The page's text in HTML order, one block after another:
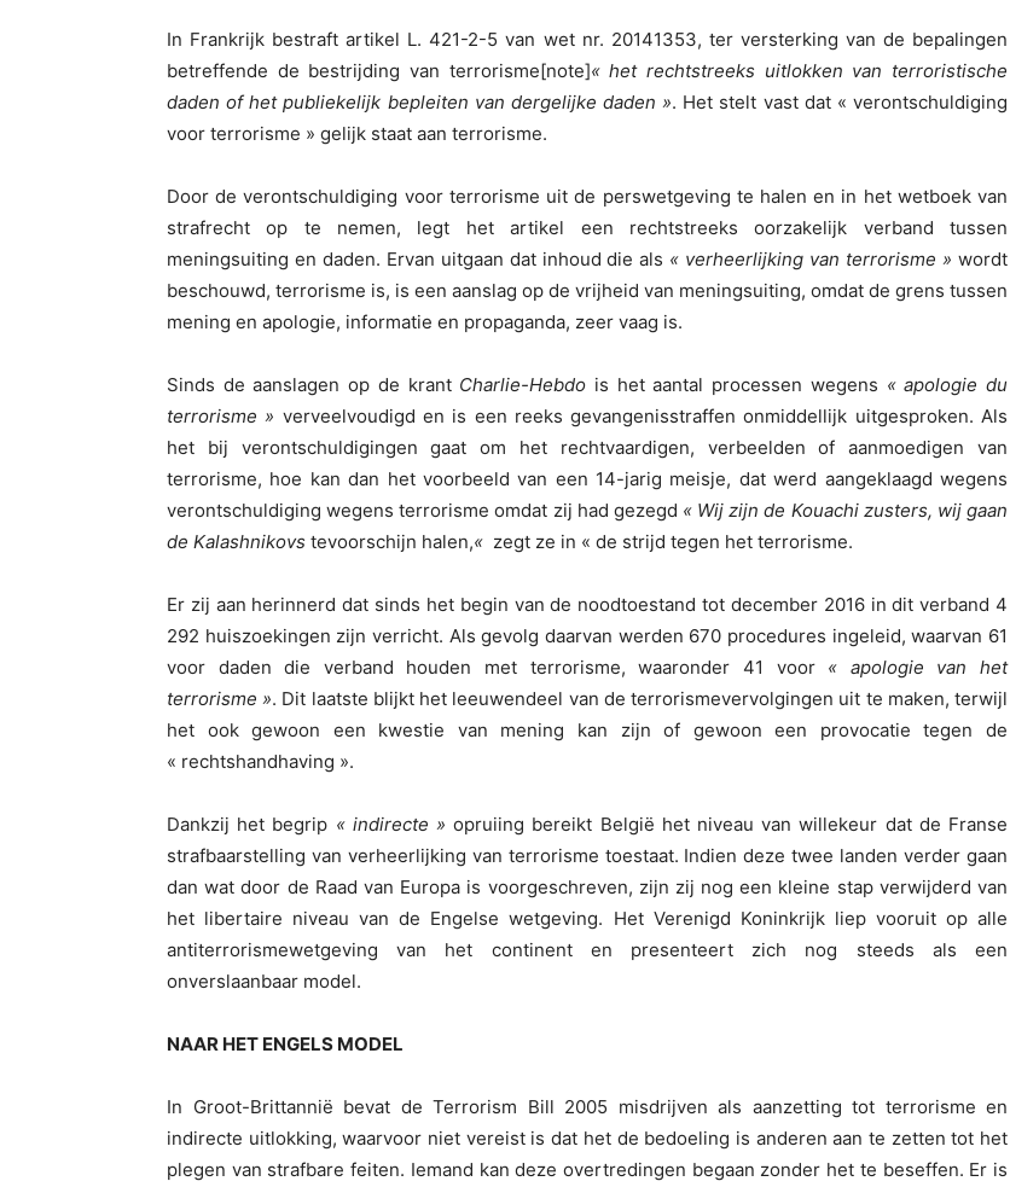
In Frankrijk bestraft artikel L. 421-2-5 van wet nr. 20141353, ter versterking van de bepalingen
betreffende de bestrijding van terrorisme[note]« het rechtstreeks uitlokken van terroristische
daden of het publiekelijk bepleiten van dergelijke daden ». Het stelt vast dat « verontschuldiging
voor terrorisme » gelijk staat aan terrorisme.
Door de verontschuldiging voor terrorisme uit de perswetgeving te halen en in het wetboek van
strafrecht op te nemen, legt het artikel een rechtstreeks oorzakelijk verband tussen
meningsuiting en daden. Ervan uitgaan dat inhoud die als « verheerlijking van terrorisme »wordt
beschouwd, terrorisme is, is een aanslag op de vrijheid van meningsuiting, omdat de grens tussen
mening en apologie, informatie en propaganda, zeer vaag is.
Sinds de aanslagen op de krant Charlie-Hebdo is het aantal processen wegens « apologie du
terrorisme » verveelvoudigd en is een reeks gevangenisstraffen onmiddellijk uitgesproken. Als
het bij verontschuldigingen gaat om het rechtvaardigen, verbeelden of aanmoedigen van
terrorisme, hoe kan dan het voorbeeld van een 14-jarig meisje, dat werd aangeklaagd wegens
verontschuldiging wegens terrorisme omdat zij had gezegd « Wij zijn de Kouachi zusters, wij gaan
de Kalashnikovs tevoorschijn halen,« zegt ze in « de strijd tegen het terrorisme.
Er zij aan herinnerd dat sinds het begin van de noodtoestand tot december 2016 in dit verband 4
292 huiszoekingen zijn verricht. Als gevolg daarvan werden 670 procedures ingeleid, waarvan 61
voor daden die verband houden met terrorisme, waaronder 41 voor « apologie van het
terrorisme ». Dit laatste blijkt het leeuwendeel van de terrorismevervolgingen uit te maken, terwijl
het ook gewoon een kwestie van mening kan zijn of gewoon een provocatie tegen de
« rechtshandhaving ».
Dankzij het begrip « indirecte » opruiing bereikt België het niveau van willekeur dat de Franse
strafbaarstelling van verheerlijking van terrorisme toestaat. Indien deze twee landen verder gaan
dan wat door de Raad van Europa is voorgeschreven, zijn zij nog een kleine stap verwijderd van
het libertaire niveau van de Engelse wetgeving. Het Verenigd Koninkrijk liep vooruit op alle
antiterrorismewetgeving van het continent en presenteert zich nog steeds als een
onverslaanbaar model.
NAAR HET ENGELS MODEL
In Groot-Brittannië bevat de Terrorism Bill 2005 misdrijven als aanzetting tot terrorisme en
indirecte uitlokking, waarvoor niet vereist is dat het de bedoeling is anderen aan te zetten tot het
plegen van strafbare feiten. Iemand kan deze overtredingen begaan zonder het te beseffen. Er is